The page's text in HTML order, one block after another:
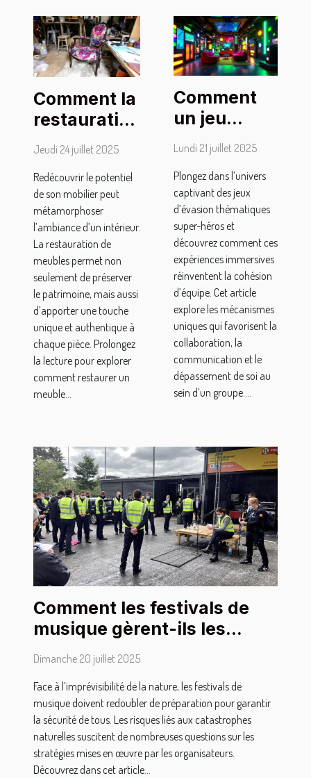
Comment la
restauration
de mobilier
peut
transformer
votre
intérieur ?
Jeudi 24 juillet 2025
Redécouvrir le potentiel
de son mobilier peut
métamorphoser
l’ambiance d’un intérieur.
La restauration de
meubles permet non
seulement de préserver
le patrimoine, mais aussi
d’apporter une touche
unique et authentique à
chaque pièce. Prolongez
la lecture pour explorer
comment restaurer un
meuble...
Comment
un jeu
d'évasion
thématique
super-
héros
renforce la
cohésion
d'équipe ?
Lundi 21 juillet 2025
Plongez dans l’univers
captivant des jeux
d’évasion thématiques
super-héros et
découvrez comment ces
expériences immersives
réinventent la cohésion
d’équipe. Cet article
explore les mécanismes
uniques qui favorisent la
collaboration, la
communication et le
dépassement de soi au
sein d’un groupe....
Comment les festivals de
musique gèrent-ils les
catastrophes naturelles ?
Dimanche 20 juillet 2025
Face à l’imprévisibilité de la nature, les festivals de
musique doivent redoubler de préparation pour garantir
la sécurité de tous. Les risques liés aux catastrophes
naturelles suscitent de nombreuses questions sur les
stratégies mises en œuvre par les organisateurs.
Découvrez dans cet article...